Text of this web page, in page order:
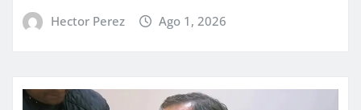
Hector Perez Ago 1, 2026